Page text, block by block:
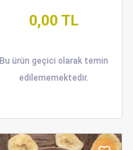
0,00 TL
Bu ürün geçici olarak temin
edilememektedir.